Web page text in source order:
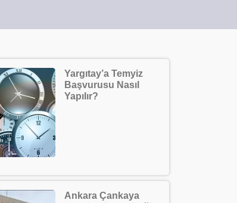
Yargıtay’a Temyiz
Başvurusu Nasıl
Yapılır?
Ankara Çankaya